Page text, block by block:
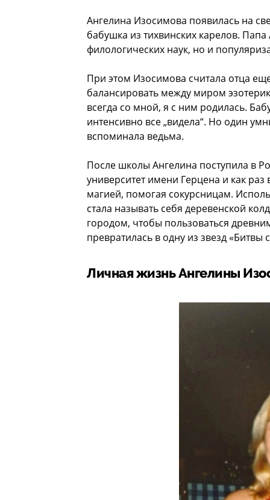
Ангелина Изосимова появилась на
бабушка из тихвинских карелов.
филологических наук, но и
При этом Изосимова считала отца
балансировать между миром
всегда со мной, я с ним родилась.
интенсивно все „видела“. Но один
вспоминала ведьма.
После школы Ангелина поступила в
университет имени Герцена и как
магией, помогая сокурсницам.
стала называть себя деревенской
городом, чтобы пользоваться
превратилась в одну из звезд
Личная жизнь Ангелины